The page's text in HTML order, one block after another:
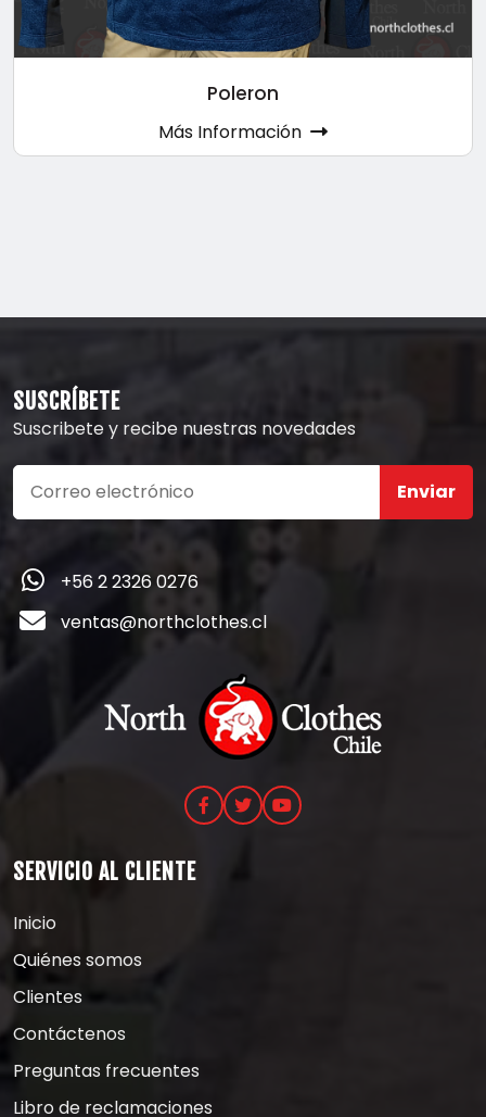
Poleron
Más Información
SUSCRÍBETE
Suscribete y recibe nuestras novedades
Enviar
+56 2 2326 0276
ventas@northclothes.cl
SERVICIO AL CLIENTE
Inicio
Quiénes somos
Clientes
Contáctenos
Preguntas frecuentes
Libro de reclamaciones